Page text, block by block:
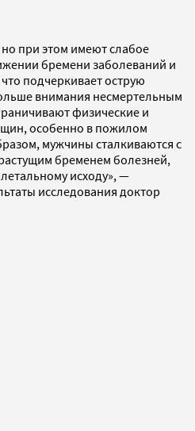
при этом имеют слабое
бремени заболеваний и
подчеркивает острую
внимания несмертельным
физические и
особенно в пожилом
мужчины сталкиваются с
бременем болезней,
исходу», —
исследования доктор